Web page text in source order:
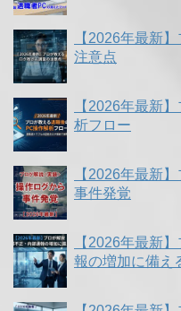
【2026年最新
注意点
【2026年最新
析フロー
【2026年最新
事件発覚
【2026年最新
報の増加に備え